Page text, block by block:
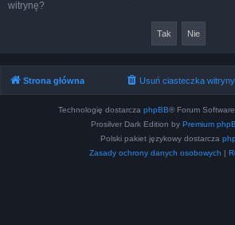
witrynę?
Strona główna Usuń ciasteczka witryny
Technologię dostarcza phpBB® Forum
Prosilver Dark Edition by Premium
Polski pakiet językowy dostarcza
Zasady ochrony danych osobowych |